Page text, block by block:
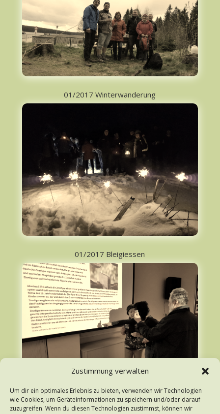
Zustimmung verwalten
Um dir ein optimales Erlebnis zu bieten, verwenden wir Technologien
wie Cookies, um Geräteinformationen zu speichern und/oder darauf
zuzugreifen. Wenn du diesen Technologien zustimmst, können wir
01/2017 Winterwanderung
01/2017 Bleigiessen